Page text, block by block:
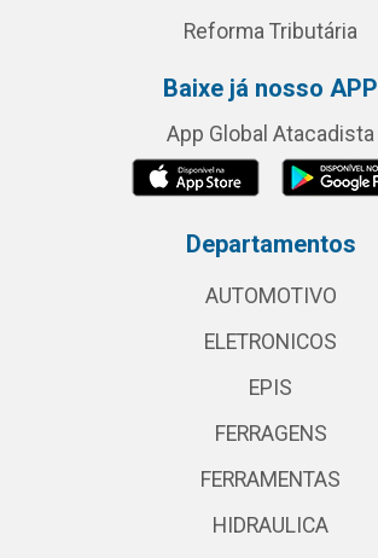
Reforma Tributária
Baixe já nosso APP
App Global Atacadista
Departamentos
AUTOMOTIVO
ELETRONICOS
EPIS
FERRAGENS
FERRAMENTAS
HIDRAULICA